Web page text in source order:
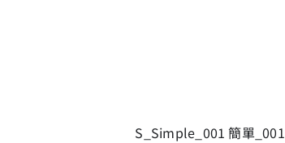
S_Simple_001 簡單_001